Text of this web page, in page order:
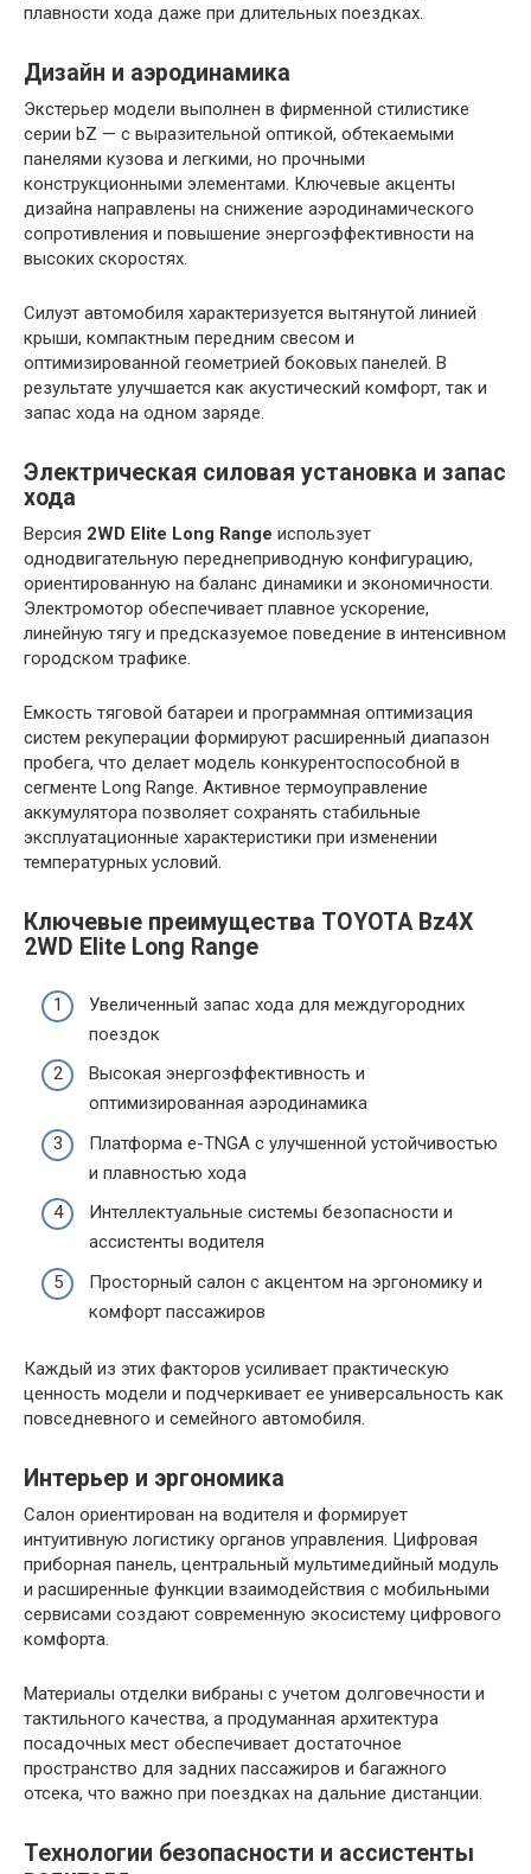
плавности хода даже при длительных поездках.
Дизайн и аэродинамика
Экстерьер модели выполнен в фирменной стилистике
серии bZ — с выразительной оптикой, обтекаемыми
панелями кузова и легкими, но прочными
конструкционными элементами. Ключевые акценты
дизайна направлены на снижение аэродинамического
сопротивления и повышение энергоэффективности на
высоких скоростях.
Силуэт автомобиля характеризуется вытянутой линией
крыши, компактным передним свесом и
оптимизированной геометрией боковых панелей. В
результате улучшается как акустический комфорт, так и
запас хода на одном заряде.
Электрическая силовая установка и запас
хода
Версия 2WD Elite Long Range использует
однодвигательную переднеприводную конфигурацию,
ориентированную на баланс динамики и экономичности.
Электромотор обеспечивает плавное ускорение,
линейную тягу и предсказуемое поведение в интенсивном
городском трафике.
Емкость тяговой батареи и программная оптимизация
систем рекуперации формируют расширенный диапазон
пробега, что делает модель конкурентоспособной в
сегменте Long Range. Активное термоуправление
аккумулятора позволяет сохранять стабильные
эксплуатационные характеристики при изменении
температурных условий.
Ключевые преимущества TOYOTA Bz4X
2WD Elite Long Range
Увеличенный запас хода для междугородних
поездок
Высокая энергоэффективность и
оптимизированная аэродинамика
Платформа e-TNGA с улучшенной устойчивостью
и плавностью хода
Интеллектуальные системы безопасности и
ассистенты водителя
Просторный салон с акцентом на эргономику и
комфорт пассажиров
Каждый из этих факторов усиливает практическую
ценность модели и подчеркивает ее универсальность как
повседневного и семейного автомобиля.
Интерьер и эргономика
Салон ориентирован на водителя и формирует
интуитивную логистику органов управления. Цифровая
приборная панель, центральный мультимедийный модуль
и расширенные функции взаимодействия с мобильными
сервисами создают современную экосистему цифрового
комфорта.
Материалы отделки вибраны с учетом долговечности и
тактильного качества, а продуманная архитектура
посадочных мест обеспечивает достаточное
пространство для задних пассажиров и багажного
отсека, что важно при поездках на дальние дистанции.
Технологии безопасности и ассистенты